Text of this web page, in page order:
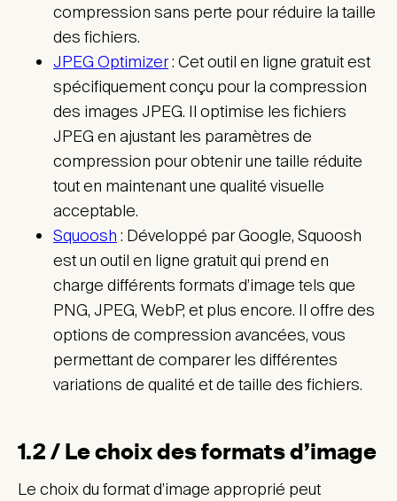
compression sans perte pour réduire la taille
des fichiers.
JPEG Optimizer: Cet outil en ligne gratuit est
spécifiquement conçu pour la compression
des images JPEG. Il optimise les fichiers
JPEG en ajustant les paramètres de
compression pour obtenir une taille réduite
tout en maintenant une qualité visuelle
acceptable.
Squoosh : Développé par Google, Squoosh
est un outil en ligne gratuit qui prend en
charge différents formats d’image tels que
PNG, JPEG, WebP, et plus encore. Il offre des
options de compression avancées, vous
permettant de comparer les différentes
variations de qualité et de taille des fichiers.
1.2 / Le choix des formats d’image
Le choix du format d’image approprié peut